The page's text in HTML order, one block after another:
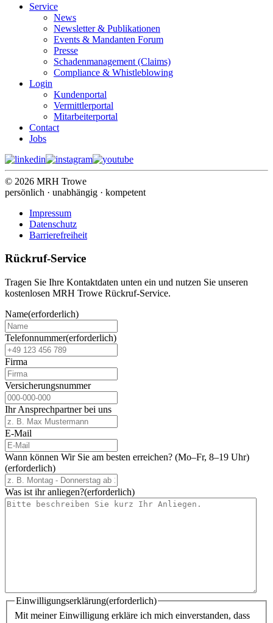
Service
News
Newsletter & Publikationen
Events & Mandanten Forum
Presse
Schadenmanagement (Claims)
Compliance & Whistleblowing
Login
Kundenportal
Vermittlerportal
Mitarbeiterportal
Contact
Jobs
© 2026 MRH Trowe
persönlich · unabhängig · kompetent
Impressum
Datenschutz
Barrierefreiheit
Rückruf-Service
Tragen Sie Ihre Kontaktdaten unten ein und nutzen Sie unseren
kostenlosen MRH Trowe Rückruf-Service.
Name(erforderlich)
Telefonnummer(erforderlich)
Firma
Versicherungsnummer
Ihr Ansprechpartner bei uns
E-Mail
Wann können Wir Sie am besten erreichen? (Mo–Fr, 8–19 Uhr)
(erforderlich)
Was ist ihr anliegen?(erforderlich)
Einwilligungserklärung(erforderlich)
Mit meiner Einwilligung erkläre ich mich einverstanden, dass